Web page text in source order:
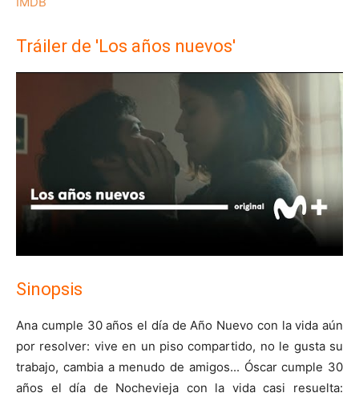
Tráiler de 'Los años nuevos'
Sinopsis
Ana cumple 30 años el día de Año Nuevo con la vida aún
por resolver: vive en un piso compartido, no le gusta su
trabajo, cambia a menudo de amigos... Óscar cumple 30
años el día de Nochevieja con la vida casi resuelta: